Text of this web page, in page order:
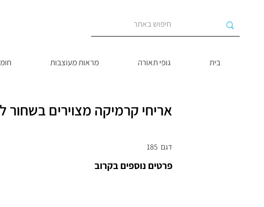
בית גופי תאורה מראות מעוצבות
אריחי קרמיקה מצוירים בשחור
185 דגם
פרטים נוספים בקרוב